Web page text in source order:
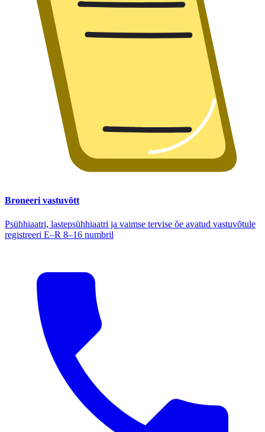
Broneeri vastuvõtt
Psühhiaatri, lastepsühhiaatri ja vaimse tervise õe avatud vastuvõtule
registreeri E–R 8–16 numbril